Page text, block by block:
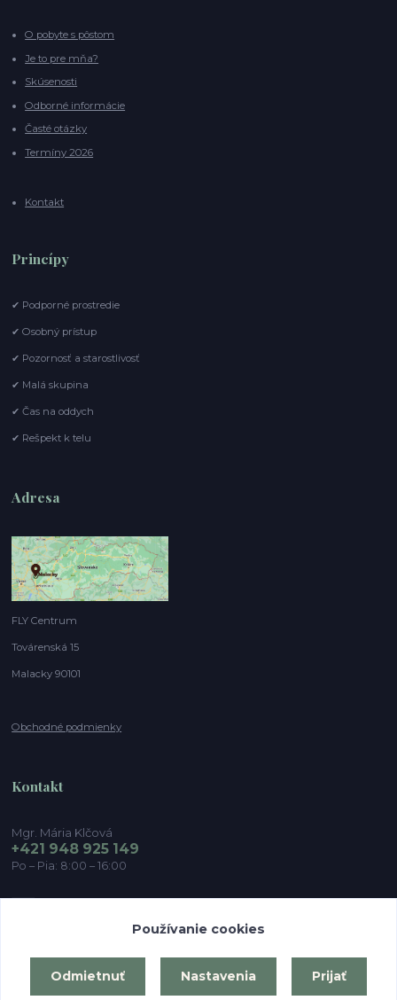
O pobyte s pôstom
Je to pre mňa?
Skúsenosti
Odborné informácie
Časté otázky
Termíny 2026
Kontakt
Princípy
✔ Podporné prostredie
✔ Osobný prístup
✔ Pozornosť a starostlivosť
✔ Malá skupina
✔ Čas na oddych
✔ Rešpekt k telu
Adresa
FLY Centrum
Továrenská 15
Malacky 90101
Obchodné podmienky
Kontakt
Mgr. Mária Klčová
+421 948 925 149
Po – Pia: 8:00 – 16:00
Používanie cookies
Odmietnuť Nastavenia Prijať